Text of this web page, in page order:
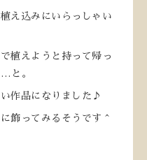
え込みにいらっしゃい
植えようと持って帰っ
と。
作品になりました♪
飾ってみるそうです＾